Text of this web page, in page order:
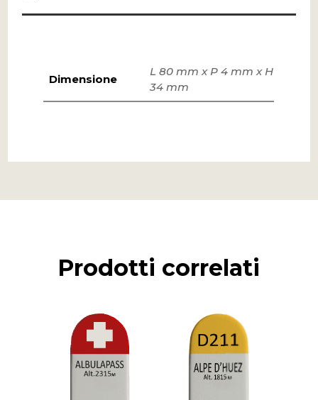
Dimensione
L 80 mm x P 4 mm x H
34 mm
Prodotti correlati